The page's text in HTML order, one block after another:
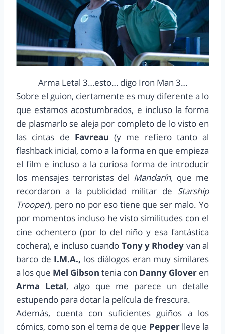
Arma Letal 3…esto… digo Iron Man 3…
Sobre el guion, ciertamente es muy diferente a lo
que estamos acostumbrados, e incluso la forma
de plasmarlo se aleja por completo de lo visto en
las cintas de Favreau (y me refiero tanto al
flashback inicial, como a la forma en que empieza
el film e incluso a la curiosa forma de introducir
los mensajes terroristas del Mandarín, que me
recordaron a la publicidad militar de Starship
Trooper), pero no por eso tiene que ser malo. Yo
por momentos incluso he visto similitudes con el
cine ochentero (por lo del niño y esa fantástica
cochera), e incluso cuando Tony y Rhodey van al
barco de I.M.A., los diálogos eran muy similares
a los que Mel Gibson tenia con Danny Glover en
Arma Letal, algo que me parece un detalle
estupendo para dotar la película de frescura.
Además, cuenta con suficientes guiños a los
cómics, como son el tema de que Pepperlleve la